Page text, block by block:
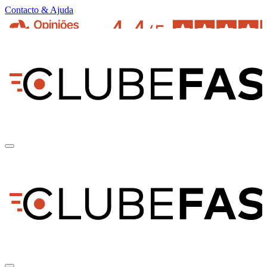
Contacto & Ajuda